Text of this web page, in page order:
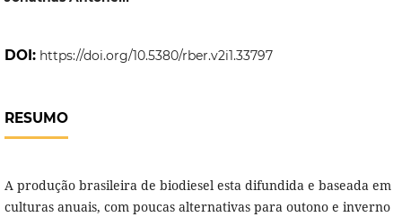
DOI: https://doi.org/10.5380/rber.v2i1.33797
RESUMO
A produção brasileira de biodiesel esta difundida e baseada em
culturas anuais, com poucas alternativas para outono e inverno